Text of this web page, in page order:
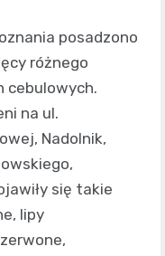
posadzono
różnego
cebulowych.
na ul.
Nadolnik,
się takie
lipy